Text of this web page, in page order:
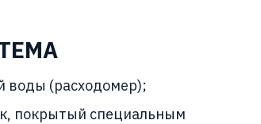
воды (расходомер);
покрытый специальным